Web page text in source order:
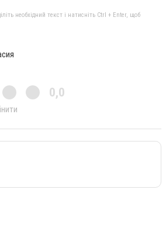
необхідний текст і натисніть Ctrl + Enter, щоб
0,0